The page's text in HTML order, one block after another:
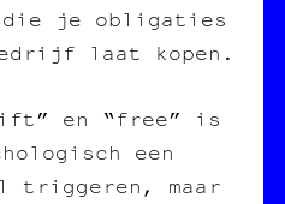
die je obligaties
laat kopen.
en “free” is
een
triggeren, maar